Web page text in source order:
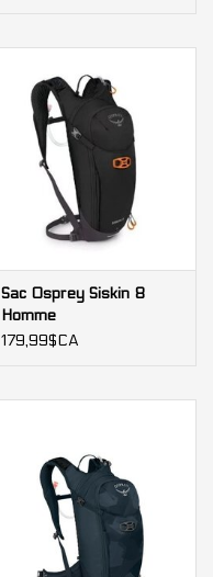
Sac Osprey Siskin 8
Homme
179,99$CA